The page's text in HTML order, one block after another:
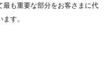
最も重要な部分をお客さまに代
す。